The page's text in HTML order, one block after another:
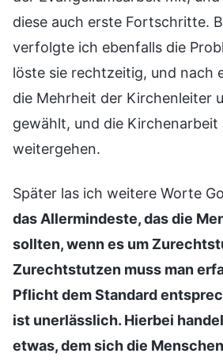
diese auch erste Fortschritte.
verfolgte ich ebenfalls die
löste sie rechtzeitig, und nach
die Mehrheit der Kirchenleiter
gewählt, und die
weitergehen.
Später las ich weitere Worte
das Allermindeste, das die
sollten, wenn es um
Zurechtstutzen muss man
Pflicht dem Standard
ist unerlässlich. Hierbei
etwas, dem sich die